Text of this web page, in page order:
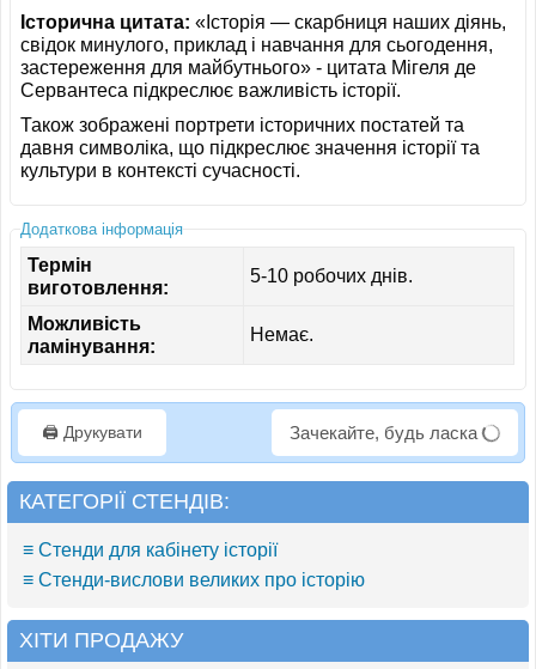
Історична цитата: «Історія — скарбниця наших діянь,
свідок минулого, приклад і навчання для сьогодення,
застереження для майбутнього» - цитата Мігеля де
Сервантеса підкреслює важливість історії.
Також зображені портрети історичних постатей та
давня символіка, що підкреслює значення історії та
культури в контексті сучасності.
Додаткова інформація
Термін
виготовлення:
5-10 робочих днів.
Можливість
ламінування:
Немає.
🖨️ Друкувати Зачекайте, будь ласка
КАТЕГОРІЇ СТЕНДІВ:
≡ Стенди для кабінету історії
≡ Стенди-вислови великих про історію
ХІТИ ПРОДАЖУ